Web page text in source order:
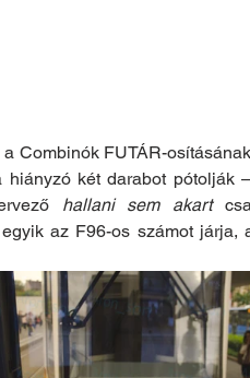
a Combinók FUTÁR-
hiányzó két darabot pótolják
hallani sem akart
az F96-os számot járja,